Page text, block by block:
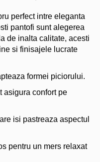
perfect intre eleganta
pantofi sunt alegerea
de inalta calitate, acesti
si finisajele lucrate
formei piciorului.
asigura confort pe
isi pastreaza aspectul
pentru un mers relaxat